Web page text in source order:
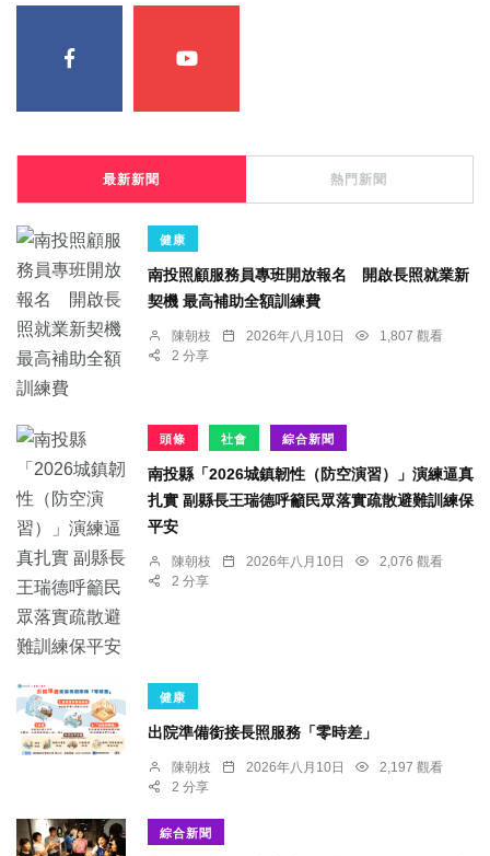
最新新聞 熱門新聞
健康
南投照顧服務員專班開放報名 開啟長照就業新
契機 最高補助全額訓練費
陳朝枝 2026年八月10日
1,807 觀看
2 分享
頭條 社會 綜合新聞
南投縣「2026城鎮韌性（防空演習）」演練逼真
扎實 副縣長王瑞德呼籲民眾落實疏散避難訓練保
平安
陳朝枝 2026年八月10日
2,076 觀看
2 分享
健康
出院準備銜接長照服務「零時差」
陳朝枝 2026年八月10日
2,197 觀看
2 分享
綜合新聞